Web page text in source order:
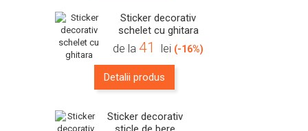
Sticker decorativ
schelet cu ghitara
de la41 lei (-16%)
Detalii produs
Sticker decorativ